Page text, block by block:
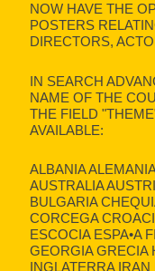
NOW HAVE THE
POSTERS
DIRECTORS,
IN SEARCH
NAME OF THE
THE FIELD
AVAILABLE:
ALBANIA
AUSTRALIA
BULGARIA
CORCEGA
ESCOCIA ESPA•A
GEORGIA GRECIA
INGLATERRA